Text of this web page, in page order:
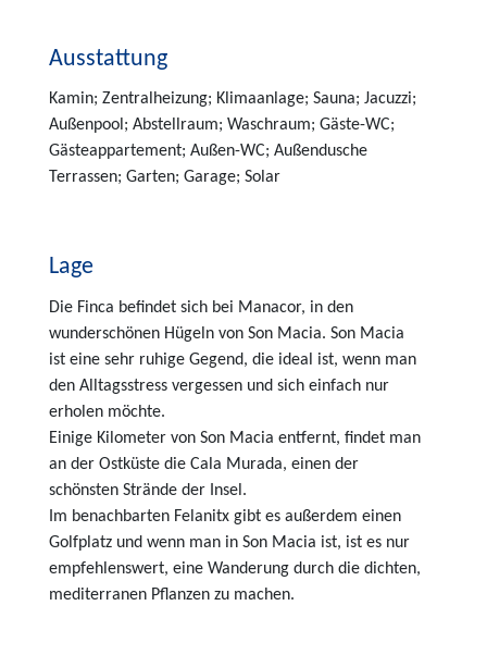
Ausstattung
Kamin; Zentralheizung; Klimaanlage; Sauna; Jacuzzi;
Außenpool; Abstellraum; Waschraum; Gäste-WC;
Gästeappartement; Außen-WC; Außendusche
Terrassen; Garten; Garage; Solar
Lage
Die Finca befindet sich bei Manacor, in den
wunderschönen Hügeln von Son Macia. Son Macia
ist eine sehr ruhige Gegend, die ideal ist, wenn man
den Alltagsstress vergessen und sich einfach nur
erholen möchte.
Einige Kilometer von Son Macia entfernt, findet man
an der Ostküste die Cala Murada, einen der
schönsten Strände der Insel.
Im benachbarten Felanitx gibt es außerdem einen
Golfplatz und wenn man in Son Macia ist, ist es nur
empfehlenswert, eine Wanderung durch die dichten,
mediterranen Pflanzen zu machen.